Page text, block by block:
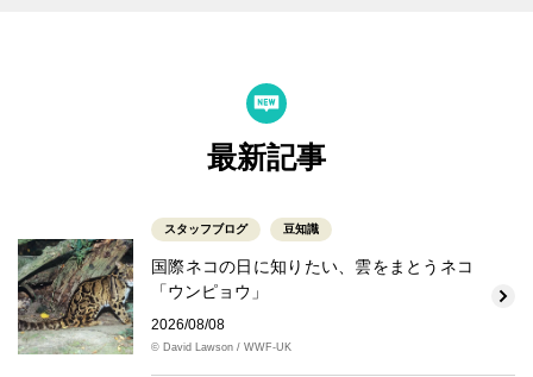
最新記事
スタッフブログ 豆知識
国際ネコの日に知りたい、雲をまとうネコ
「ウンピョウ」
2026/08/08
© David Lawson / WWF-UK